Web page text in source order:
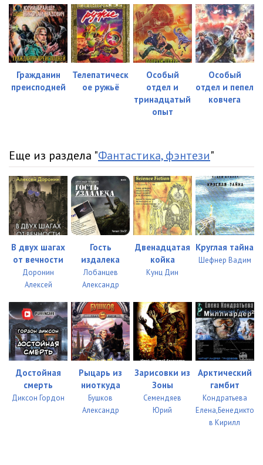
Гражданин
преисподней
Телепатическ
ое ружьё
Особый
отдел и
тринадцатый
опыт
Особый
отдел и пепел
ковчега
Еще из раздела "Фантастика, фэнтези"
В двух шагах
от вечности
Доронин
Алексей
Гость
издалека
Лобанцев
Александр
Двенадцатая
койка
Кунц Дин
Круглая тайна
Шефнер Вадим
Достойная
смерть
Диксон Гордон
Рыцарь из
ниоткуда
Бушков
Александр
Зарисовки из
Зоны
Семендяев
Юрий
Арктический
гамбит
Кондратьева
Елена,Бенедикто
в Кирилл